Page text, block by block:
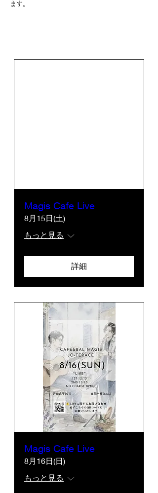
ます。
Magis Cafe Live
8月15日(土)
もっと見る
詳細
Magis Cafe Live
8月16日(日)
もっと見る